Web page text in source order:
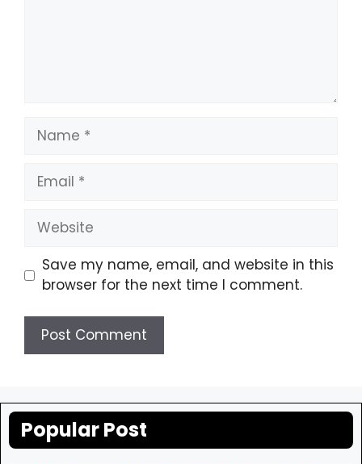
Name
Email
Website
Save my name, email, and website in this
browser for the next time I comment.
Popular Post